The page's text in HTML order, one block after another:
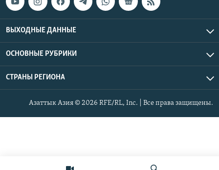
ВЫХОДНЫЕ ДАННЫЕ
ОСНОВНЫЕ РУБРИКИ
СТРАНЫ РЕГИОНА
Азаттык Азия © 2026 RFE/RL, Inc. | Все права защищены.